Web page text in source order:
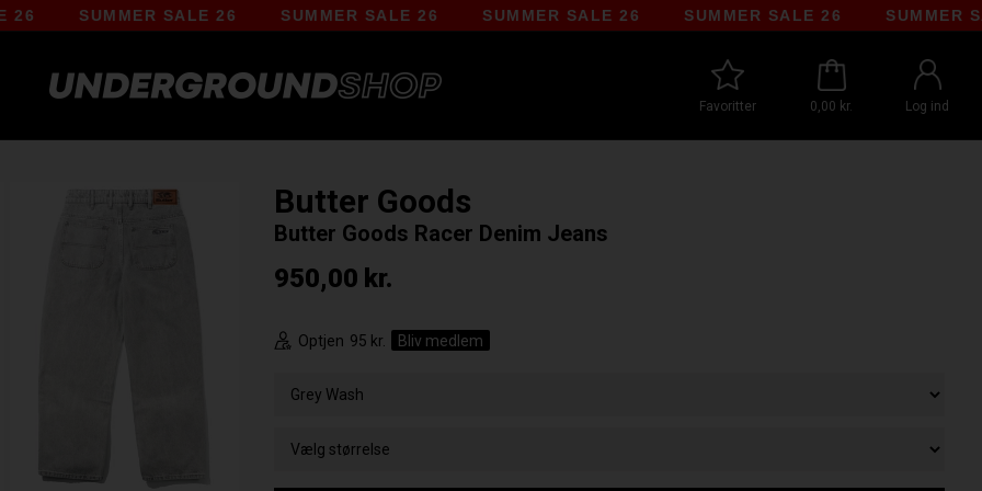
SUMMER SALE 26 SUMMER SALE 26 SUMMER SALE 26 SUMMER SALE 26 SUMMER SALE
Favoritter 0,00 kr. Log ind
Butter Goods
Butter Goods Racer Denim Jeans
950,00 kr.
Optjen 95 kr. Bliv medlem